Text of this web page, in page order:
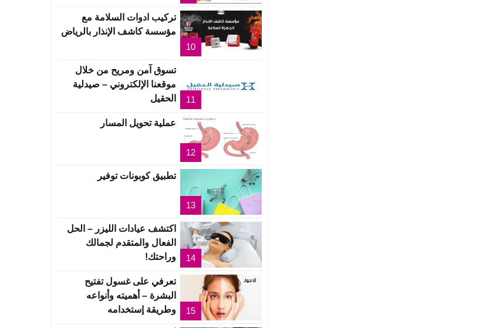
10
تركيب ادوات السلامة مع
مؤسسة كاشف الإنذار بالرياض
11
تسوق آمن ومريح من خلال
موقعنا الإلكتروني – صيدلية
الحقيل
12
عملية تحويل المسار
13
تطبيق كوبونات توفير
14
اكتشف عيادات الليزر – الحل
الفعال والمتقدم لجمالك
وراحتك!
15
تعرفي على غسول تفتيح
البشرة – أهميته وأنواعه
وطريقة إستخدامه